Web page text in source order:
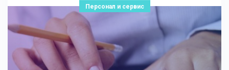
Персонал и сервис